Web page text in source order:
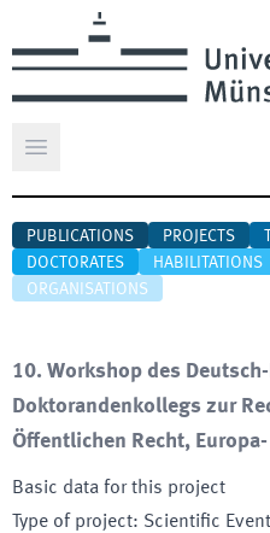
Open main menu
PUBLICATIONS PROJECTS
DOCTORATES
HABILITATIONS
ORGANISATIONS
10. Workshop des
Doktorandenkollegs zur
Öffentlichen Recht,
Basic data for this project
Type of project: Scientific Event